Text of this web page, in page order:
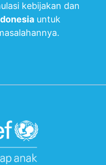
kebijakan dan
untuk